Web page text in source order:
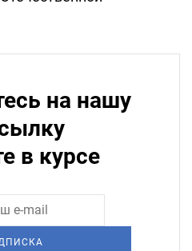
на нашу
в курсе